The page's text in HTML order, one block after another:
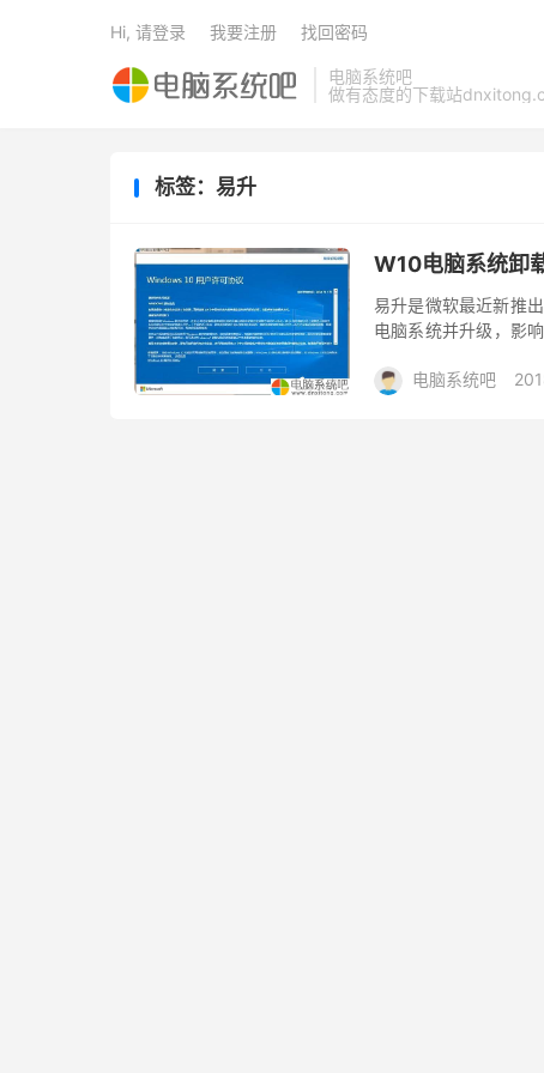
电脑系统吧
做有态度的下载站
Hi, 请登录 我要注册 找回密码
标签：易升
W10电脑系统卸
易升是微软最近新推
电脑系统并升级，影
卸载易...电脑系统吧